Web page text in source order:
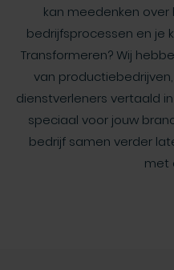
kan meedenken
bedrijfsprocessen en je
Transformeren? Wij
van
dienstverleners vertaald
speciaal voor jouw
bedrijf samen verder
met